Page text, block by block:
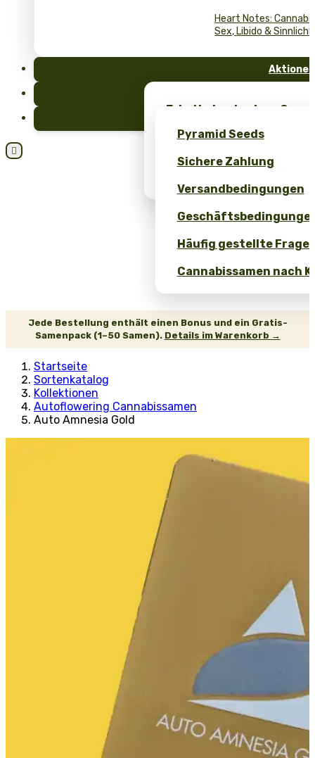
Heart Notes:
Sex, Libido &
Aktionen
Erhalte kostenlose
Seeds!
Erhalten Sie 10 %
Pyramid Seeds
Sichere Zahlung
Versandbedingungen
Häufig gestellte Fragen
Cannabissamen nach

Jede Bestellung enthält einen Bonus und ein Gratis-
Samenpack (1–50 Samen). Details im Warenkorb →
Startseite
Sortenkatalog
Kollektionen
Autoflowering Cannabissamen
Auto Amnesia Gold